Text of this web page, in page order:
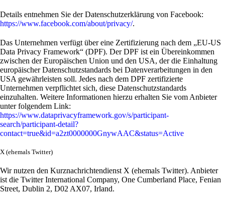
Details entnehmen Sie der Datenschutzerklärung von Facebook:
https://www.facebook.com/about/privacy/.
Das Unternehmen verfügt über eine Zertifizierung nach dem „EU-US
Data Privacy Framework“ (DPF). Der DPF ist ein Übereinkommen
zwischen der Europäischen Union und den USA, der die Einhaltung
europäischer Datenschutzstandards bei Datenverarbeitungen in den
USA gewährleisten soll. Jedes nach dem DPF zertifizierte
Unternehmen verpflichtet sich, diese Datenschutzstandards
einzuhalten. Weitere Informationen hierzu erhalten Sie vom Anbieter
unter folgendem Link:
https://www.dataprivacyframework.gov/s/participant-
search/participant-detail?
contact=true&id=a2zt0000000GnywAAC&status=Active
X (ehemals Twitter)
Wir nutzen den Kurznachrichtendienst X (ehemals Twitter). Anbieter
ist die Twitter International Company, One Cumberland Place, Fenian
Street, Dublin 2, D02 AX07, Irland.